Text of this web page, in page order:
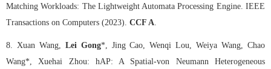
Matching Workloads: The Lightweight Automata Processing Engine. IEEE
Transactions on Computers (2023). CCF A.
8. Xuan Wang, Lei Gong*, Jing Cao, Wenqi Lou, Weiya Wang, Chao
Wang*, Xuehai Zhou: hAP: A Spatial-von Neumann Heterogeneous